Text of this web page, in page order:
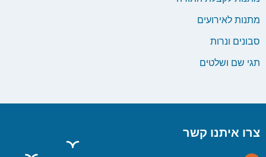
מתנות לאירועים
סבונים ונרות
תגי שם ושלטים
צרו איתנו קשר